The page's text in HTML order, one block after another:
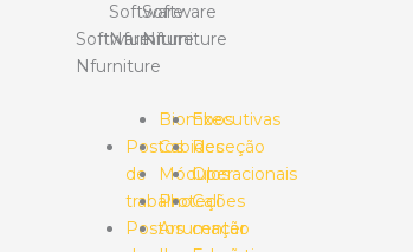
Software
Nfurniture
Postos
de
trabalho
Postos
Software
Nfurniture
Biombos
Cabides
Módulos
Proteções
Arrumação
Software
Nfurniture
Executivas
Receção
Operacionais
Call
center